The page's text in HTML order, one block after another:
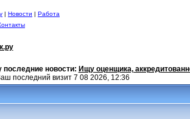
| Новости | Работа
новости: Ищу оценщика,
последний визит 7 08 2026, 12:36